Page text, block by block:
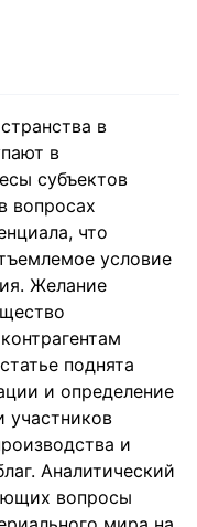
в
в
субъектов
вопросах
что
условие
Желание
поднята
и определение
участников
и
Аналитический
вопросы